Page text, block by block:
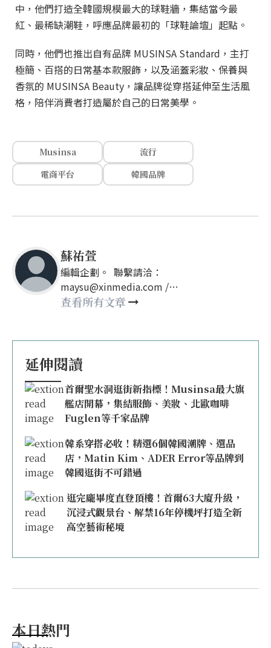
中，他們打造全韓國規模最大的球鞋牆，集結當今最
紅、最稀缺潮鞋，呼應品牌最初的「球鞋論壇」起點。
同時，他們也推出自有品牌 MUSINSA Standard，主打
極簡、百搭的日常基本款服飾，以及涵蓋彩妝、保養與
香氛的 MUSINSA Beauty，讓品牌從穿搭延伸至生活風
格，陪伴消費者打造屬於自己的日常美學。
Musinsa
流行
電商平台
韓國品牌
蘇祐萱
編輯企劃。 聯繫請洽：
maysu@xinmedia.com /
may860527@gmail.com
查看所有文章
延伸閱讀
首爾聖水洞逛街新指標！Musinsa最大旗
艦店開幕，集結服飾、美妝、北歐咖啡
Fuglen等千家品牌
韓系穿搭必收！精選6個韓國潮牌、選品
店，Matin Kim、ADER Error等品牌到
韓國逛街不可錯過
逛完龐畢度直登頂樓！首爾63大廈升級，
沉浸式觀景台、解禁16年停機坪打造全新
高空藝術秘境
本日熱門